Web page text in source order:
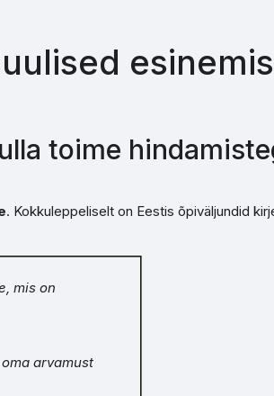
toime
. Kokkuleppeliselt on Eestis õpiväljundid
mis on
arvamust